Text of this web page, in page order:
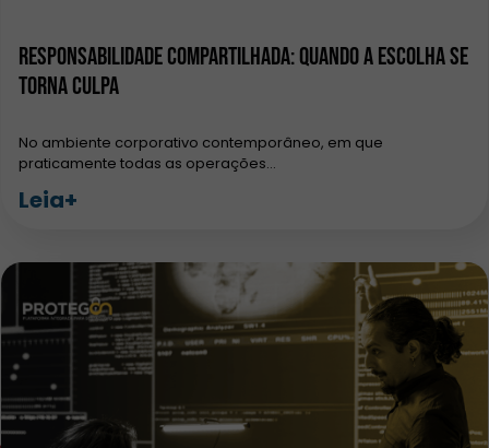
Responsabilidade Compartilhada: Quando a Escolha se
Torna Culpa
No ambiente corporativo contemporâneo, em que
praticamente todas as operações…
Leia+